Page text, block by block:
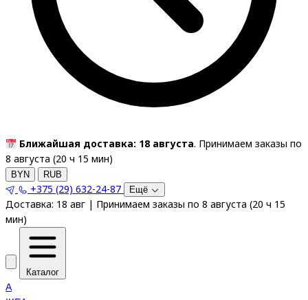
Ближайшая доставка: 18 августа. Принимаем заказы по
8 августа (20 ч 15 мин)
BYN RUB
+375 (29) 632-24-87 Ещё
Доставка: 18 авг | Принимаем заказы по 8 августа (20 ч 15
мин)
Каталог
A